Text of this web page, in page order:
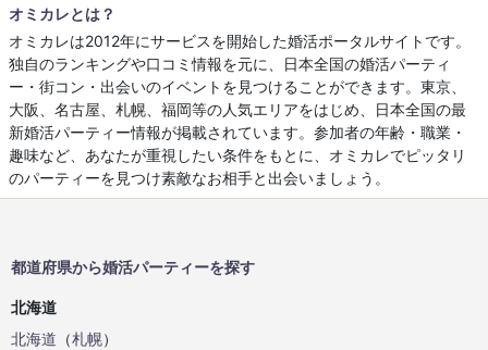
オミカレとは？
オミカレは2012年にサービスを開始した婚活ポータルサイトです。
独自のランキングや口コミ情報を元に、日本全国の婚活パーティ
ー・街コン・出会いのイベントを見つけることができます。東京、
大阪、名古屋、札幌、福岡等の人気エリアをはじめ、日本全国の最
新婚活パーティー情報が掲載されています。参加者の年齢・職業・
趣味など、あなたが重視したい条件をもとに、オミカレでピッタリ
のパーティーを見つけ素敵なお相手と出会いましょう。
都道府県から婚活パーティーを探す
北海道
北海道 （札幌）